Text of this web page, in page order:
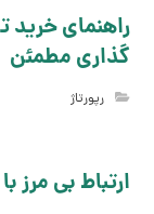
راهنمای خرید
گذاری مطمئن
رپورتاژ
ارتباط بی